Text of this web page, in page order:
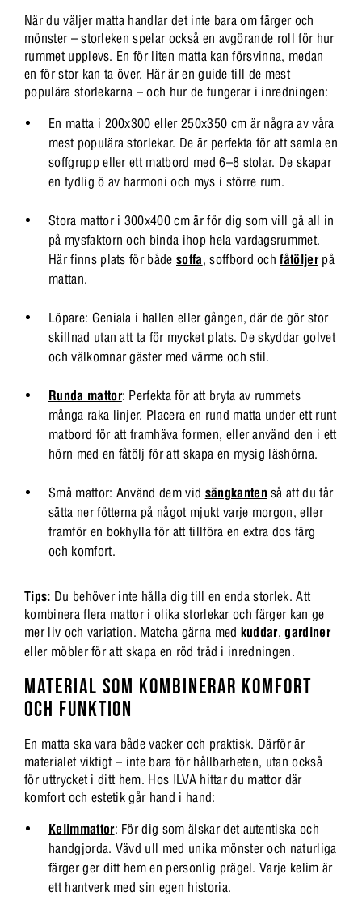
När du väljer matta handlar det inte bara om färger och
mönster – storleken spelar också en avgörande roll för hur
rummet upplevs. En för liten matta kan försvinna, medan
en för stor kan ta över. Här är en guide till de mest
populära storlekarna – och hur de fungerar i inredningen:
En matta i 200x300 eller 250x350 cm är några av våra
mest populära storlekar. De är perfekta för att samla en
soffgrupp eller ett matbord med 6–8 stolar. De skapar
en tydlig ö av harmoni och mys i större rum.
Stora mattor i 300x400 cm är för dig som vill gå all in
på mysfaktorn och binda ihop hela vardagsrummet.
Här finns plats för bådesoffa, soffbord ochfåtöljerpå
mattan.
Löpare: Geniala i hallen eller gången, där de gör stor
skillnad utan att ta för mycket plats. De skyddar golvet
och välkomnar gäster med värme och stil.
Runda mattor: Perfekta för att bryta av rummets
många raka linjer. Placera en rund matta under ett runt
matbord för att framhäva formen, eller använd den i ett
hörn med en fåtölj för att skapa en mysig läshörna.
Små mattor: Använd dem vid sängkanten så att du får
sätta ner fötterna på något mjukt varje morgon, eller
framför en bokhylla för att tillföra en extra dos färg
och komfort.
Tips: Du behöver inte hålla dig till en enda storlek. Att
kombinera flera mattor i olika storlekar och färger kan ge
mer liv och variation. Matcha gärna med kuddar,gardiner
eller möbler för att skapa en röd tråd i inredningen.
MATERIAL SOM KOMBINERAR KOMFORT
OCH FUNKTION
En matta ska vara både vacker och praktisk. Därför är
materialet viktigt – inte bara för hållbarheten, utan också
för uttrycket i ditt hem. Hos ILVA hittar du mattor där
komfort och estetik går hand i hand:
Kelimmattor: För dig som älskar det autentiska och
handgjorda. Vävd ull med unika mönster och naturliga
färger ger ditt hem en personlig prägel. Varje kelim är
ett hantverk med sin egen historia.